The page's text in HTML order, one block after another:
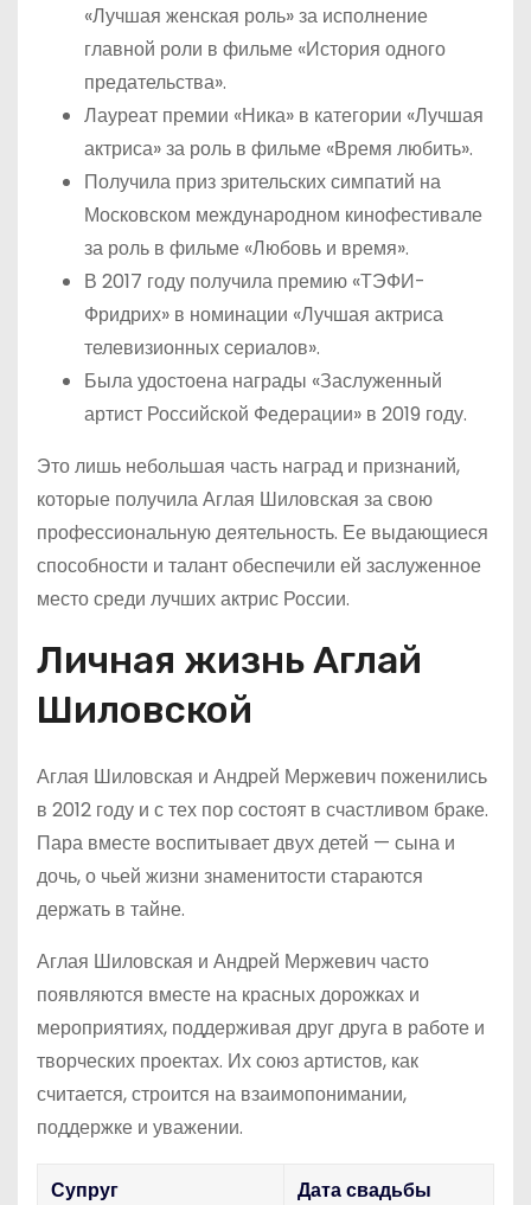
«Лучшая женская роль» за исполнение
главной роли в фильме «История одного
предательства».
Лауреат премии «Ника» в категории «Лучшая
актриса» за роль в фильме «Время любить».
Получила приз зрительских симпатий на
Московском международном кинофестивале
за роль в фильме «Любовь и время».
В 2017 году получила премию «ТЭФИ-
Фридрих» в номинации «Лучшая актриса
телевизионных сериалов».
Была удостоена награды «Заслуженный
артист Российской Федерации» в 2019 году.
Это лишь небольшая часть наград и признаний,
которые получила Аглая Шиловская за свою
профессиональную деятельность. Ее выдающиеся
способности и талант обеспечили ей заслуженное
место среди лучших актрис России.
Личная жизнь Аглай
Шиловской
Аглая Шиловская и Андрей Мержевич поженились
в 2012 году и с тех пор состоят в счастливом браке.
Пара вместе воспитывает двух детей — сына и
дочь, о чьей жизни знаменитости стараются
держать в тайне.
Аглая Шиловская и Андрей Мержевич часто
появляются вместе на красных дорожках и
мероприятиях, поддерживая друг друга в работе и
творческих проектах. Их союз артистов, как
считается, строится на взаимопонимании,
поддержке и уважении.
Супруг
Дата свадьбы